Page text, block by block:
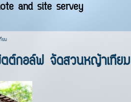
and site servey
ยม
ต์กอล์ฟ จัดสวนหญ้าเทียม